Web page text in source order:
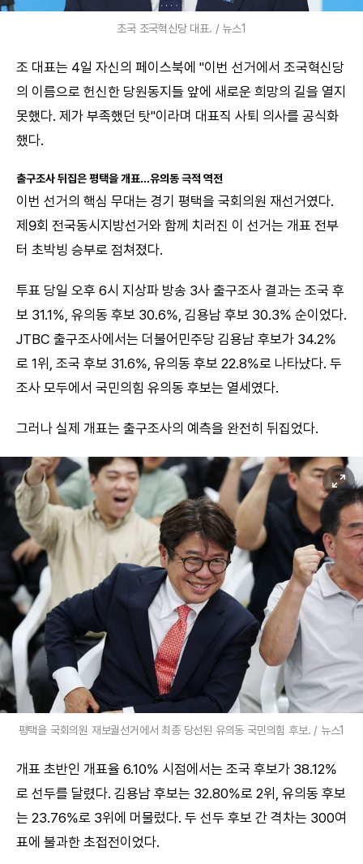
조국 조국혁신당 대표. / 뉴스1
조 대표는 4일 자신의 페이스북에 "이번 선거에서 조국혁신당
의 이름으로 헌신한 당원동지들 앞에 새로운 희망의 길을 열지
못했다. 제가 부족했던 탓"이라며 대표직 사퇴 의사를 공식화
했다.
출구조사 뒤집은 평택을 개표…유의동 극적 역전
이번 선거의 핵심 무대는 경기 평택을 국회의원 재선거였다.
제9회 전국동시지방선거와 함께 치러진 이 선거는 개표 전부
터 초박빙 승부로 점쳐졌다.
투표 당일 오후 6시 지상파 방송 3사 출구조사 결과는 조국 후
보 31.1%, 유의동 후보 30.6%, 김용남 후보 30.3% 순이었다.
JTBC 출구조사에서는 더불어민주당 김용남 후보가 34.2%
로 1위, 조국 후보 31.6%, 유의동 후보 22.8%로 나타났다. 두
조사 모두에서 국민의힘 유의동 후보는 열세였다.
그러나 실제 개표는 출구조사의 예측을 완전히 뒤집었다.
평택을 국회의원 재보궐선거에서 최종 당선된 유의동 국민의힘 후보. / 뉴스1
개표 초반인 개표율 6.10% 시점에서는 조국 후보가 38.12%
로 선두를 달렸다. 김용남 후보는 32.80%로 2위, 유의동 후보
는 23.76%로 3위에 머물렀다. 두 선두 후보 간 격차는 300여
표에 불과한 초접전이었다.